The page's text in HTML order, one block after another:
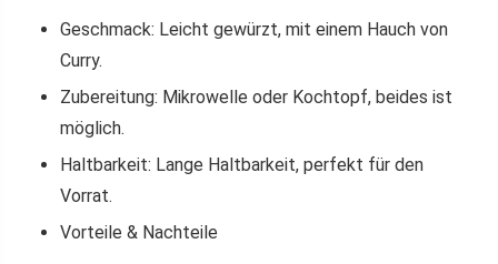
Geschmack: Leicht gewürzt, mit einem Hauch von
Curry.
Zubereitung: Mikrowelle oder Kochtopf, beides ist
möglich.
Haltbarkeit: Lange Haltbarkeit, perfekt für den
Vorrat.
Vorteile & Nachteile